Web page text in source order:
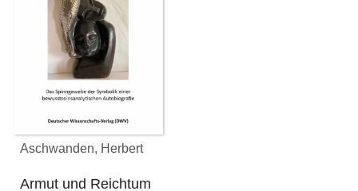
Aschwanden, Herbert
Armut und Reichtum